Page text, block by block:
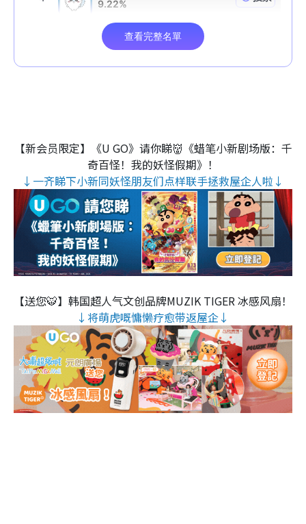
【新会员限定】《U GO》请你睇👹《蜡笔小新剧场版：千
奇百怪！我的妖怪假期》！
↓一齐睇下小新同妖怪朋友们点样联手拯救屋企人啦↓
【送您🐯】韩国超人气文创品牌MUZIK TIGER 冰感风扇！
↓将萌虎嘅慵懒疗愈带返屋企↓